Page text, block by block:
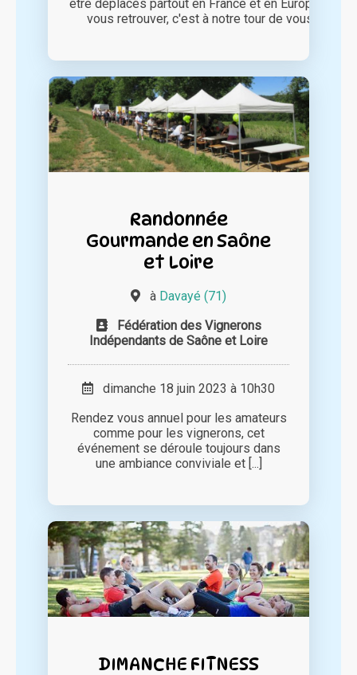
être déplacés partout en France et en Europe pour
vous retrouver, c'est à notre tour de vous [...]
Randonnée
Gourmande en Saône
et Loire
à Davayé (71)
Fédération des Vignerons
Indépendants de Saône et Loire
dimanche 18 juin 2023 à 10h30
Rendez vous annuel pour les amateurs
comme pour les vignerons, cet
événement se déroule toujours dans
une ambiance conviviale et [...]
DIMANCHE FITNESS